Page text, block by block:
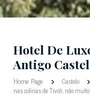
Hotel De
Antigo
Home Page Castelo
nas colinas de Tivoli, não